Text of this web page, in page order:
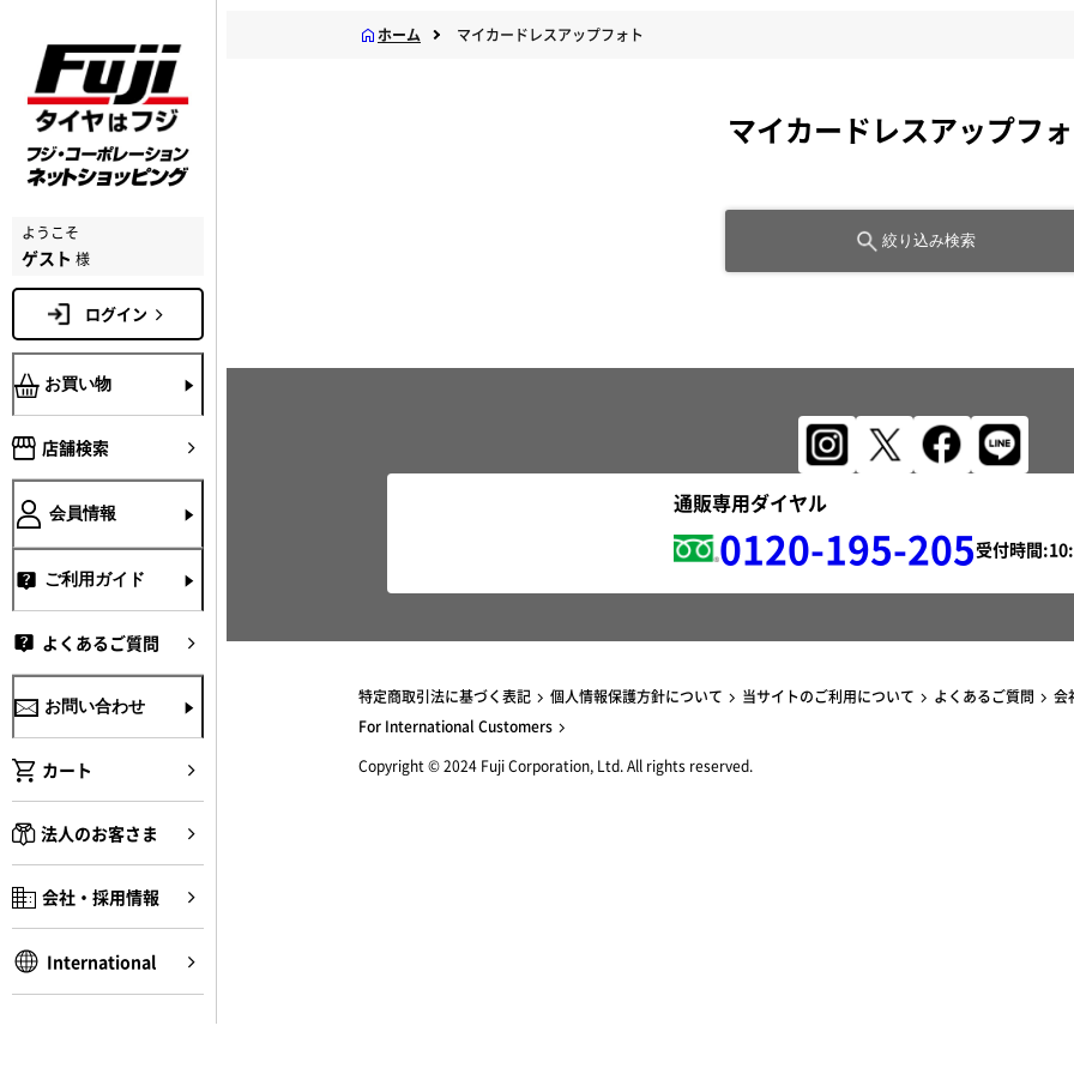
ようこそ
ゲスト 様
ログイン
お買い物
店舗検索
会員情報
ご利用ガイド
よくあるご質問
お問い合わせ
カート
法人のお客さま
会社・採用情報
International
ホーム マイカードレスアップフォト
マイカードレスアップフ
絞り込み検索
通販専用ダイヤル
0120-195-205受付時間:
特定商取引法に基づく表記 個人情報保護方針について 当サイトのご利用について よくあるご質問
会
For International Customers
Copyright © 2024 Fuji Corporation, Ltd. All rights reserved.